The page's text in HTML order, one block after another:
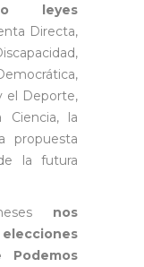
leyes
Directa,
el Deporte,
la
propuesta
la futura
nos
Podemos